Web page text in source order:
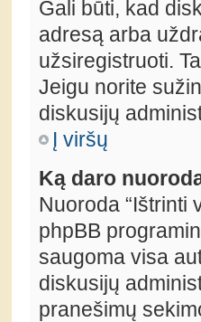
Gali būti, kad
adresą arba
užsiregistruoti.
Jeigu norite
diskusijų
Į viršų
Ką daro
Nuoroda “Ištrinti
phpBB
saugoma visa
diskusijų
pranešimų